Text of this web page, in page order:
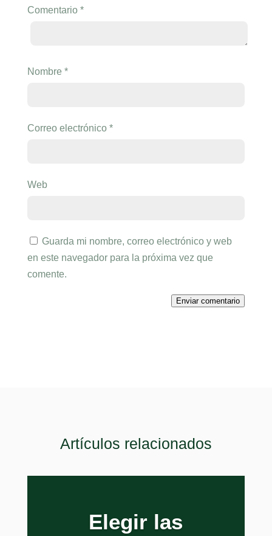
Comentario *
Nombre *
Correo electrónico *
Web
Guarda mi nombre, correo electrónico y web
en este navegador para la próxima vez que
comente.
Enviar comentario
Artículos relacionados
Elegir las